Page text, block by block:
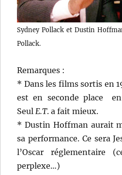
Sydney Pollack et Dustin
Pollack.
Remarques :
* Dans les films sortis en
est en seconde place
SeulE.T. a fait mieux.
* Dustin Hoffman aurait
sa performance. Ce sera
l’Oscar réglementaire
perplexe…)